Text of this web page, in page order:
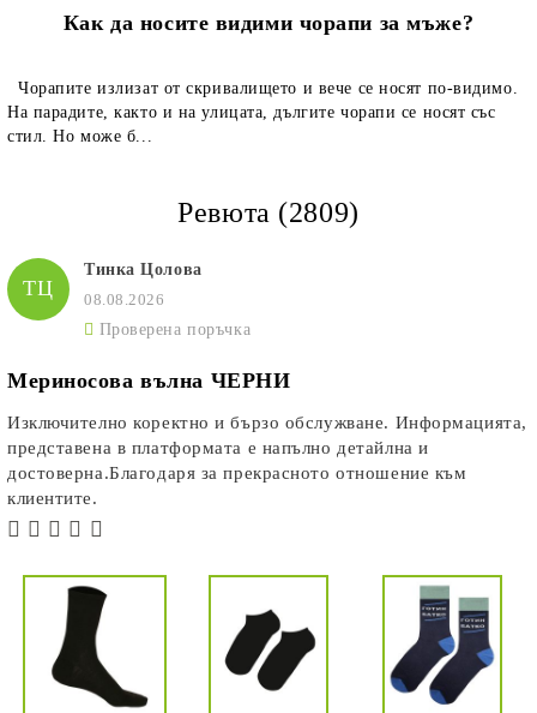
Как да носите видими чорапи за мъже?
Чорапите излизат от скривалището и вече се носят по-видимо.
На парадите, както и на улицата, дългите чорапи се носят със
стил. Но може б...
Ревюта (2809)
ТЦ
Тинка Цолова
08.08.2026
Проверена поръчка
Мериносова вълна ЧЕРНИ
Изключително коректно и бързо обслужване. Информацията,
представена в платформата е напълно детайлна и
достоверна.Благодаря за прекрасното отношение към
клиентите.